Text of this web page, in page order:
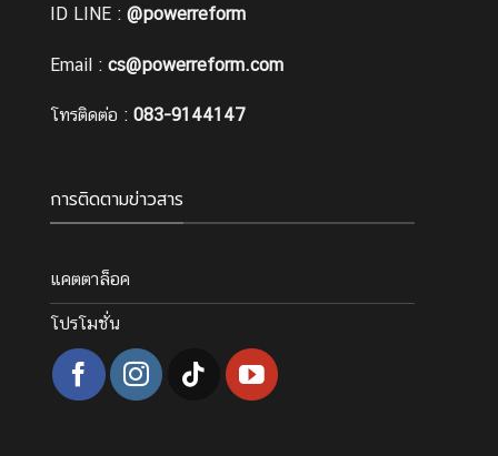
ID LINE : @powerreform
Email : cs@powerreform.com
โทรติดต่อ : 083-9144147
การติดตามข่าวสาร
แคตตาล็อค
โปรโมชั่น